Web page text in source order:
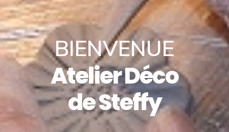
BIENVENUE
Atelier Déco
de Steffy